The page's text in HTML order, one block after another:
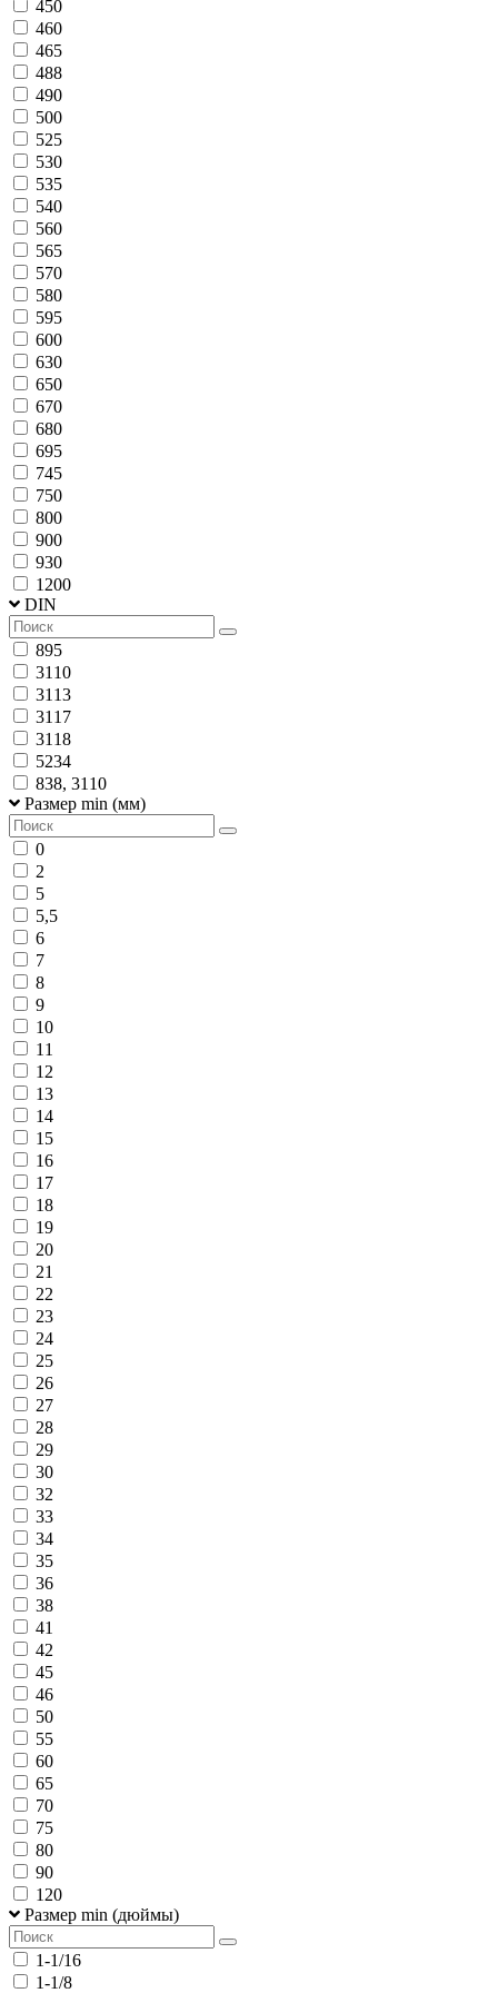
450
460
465
488
490
500
525
530
535
540
560
565
570
580
595
600
630
650
670
680
695
745
750
800
900
930
1200
DIN
895
3110
3113
3117
3118
5234
838, 3110
Размер min (мм)
0
2
5
5,5
6
7
8
9
10
11
12
13
14
15
16
17
18
19
20
21
22
23
24
25
26
27
28
29
30
32
33
34
35
36
38
41
42
45
46
50
55
60
65
70
75
80
90
120
Размер min (дюймы)
1-1/16
1-1/8